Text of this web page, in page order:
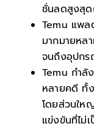
ชั่นลดสูงสุ
Temu แพล
มากมายหล
จนถึงอุปก
Temu กำลั
หลายคดี ทั้
โดยส่วนให
แข่งขันที่ไม่